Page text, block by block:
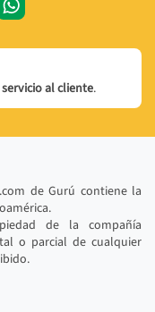
servicio al cliente.
de Gurú contiene la
de la compañía
o parcial de cualquier